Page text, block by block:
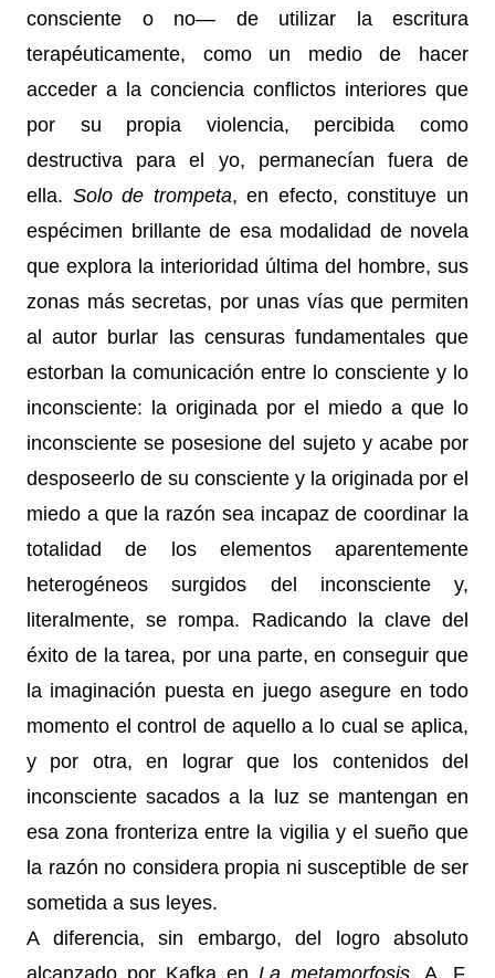
consciente o no— de utilizar la escritura
terapéuticamente, como un medio de hacer
acceder a la conciencia conflictos interiores que
por su propia violencia, percibida como
destructiva para el yo, permanecían fuera de
ella. Solo de trompeta, en efecto, constituye un
espécimen brillante de esa modalidad de novela
que explora la interioridad última del hombre, sus
zonas más secretas, por unas vías que permiten
al autor burlar las censuras fundamentales que
estorban la comunicación entre lo consciente y lo
inconsciente: la originada por el miedo a que lo
inconsciente se posesione del sujeto y acabe por
desposeerlo de su consciente y la originada por el
miedo a que la razón sea incapaz de coordinar la
totalidad de los elementos aparentemente
heterogéneos surgidos del inconsciente y,
literalmente, se rompa. Radicando la clave del
éxito de la tarea, por una parte, en conseguir que
la imaginación puesta en juego asegure en todo
momento el control de aquello a lo cual se aplica,
y por otra, en lograr que los contenidos del
inconsciente sacados a la luz se mantengan en
esa zona fronteriza entre la vigilia y el sueño que
la razón no considera propia ni susceptible de ser
sometida a sus leyes.
A diferencia, sin embargo, del logro absoluto
alcanzado por Kafka en La metamorfosis, A. F.